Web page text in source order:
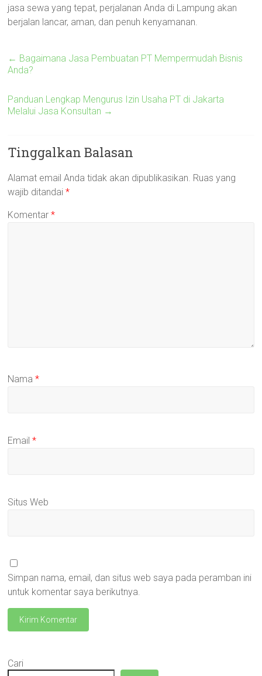
jasa sewa yang tepat, perjalanan Anda di Lampung akan
berjalan lancar, aman, dan penuh kenyamanan.
← Bagaimana Jasa Pembuatan PT Mempermudah Bisnis
Anda?
Panduan Lengkap Mengurus Izin Usaha PT di Jakarta
Melalui Jasa Konsultan →
Tinggalkan Balasan
Alamat email Anda tidak akan dipublikasikan. Ruas yang
wajib ditandai*
Komentar*
Nama*
Email*
Situs Web
Simpan nama, email, dan situs web saya pada peramban ini
untuk komentar saya berikutnya.
Cari